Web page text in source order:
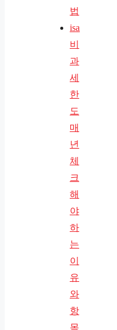
법
isa
비
과
세
한
도
매
년
체
크
해
야
하
는
이
유
와
항
목